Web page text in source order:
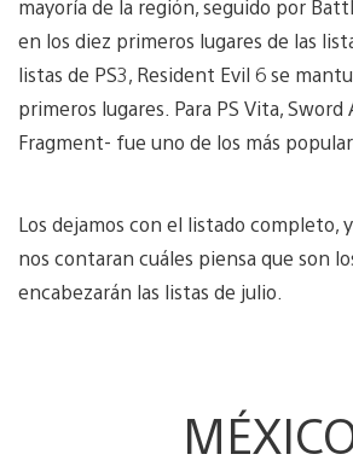
mayoría de la región, seguido por
en los diez primeros lugares de las
listas de PS3, Resident Evil 6 se
primeros lugares. Para PS Vita,
Fragment- fue uno de los más
Los dejamos con el listado completo,
nos contaran cuáles piensa que son
encabezarán las listas de julio.